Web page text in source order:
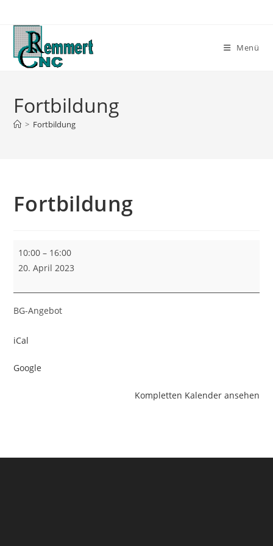
Inhalt
springen
Menü
Fortbildung
> Fortbildung
Fortbildung
Fortbildung
10:00 – 16:00
20. April 2023
BG-Angebot
iCal
Google
Kompletten Kalender ansehen